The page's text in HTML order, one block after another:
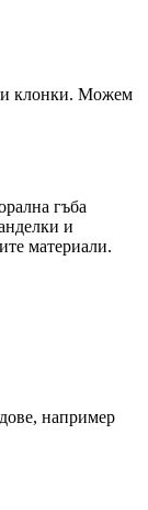
клонки. Можем
гъба
и
материали.
например